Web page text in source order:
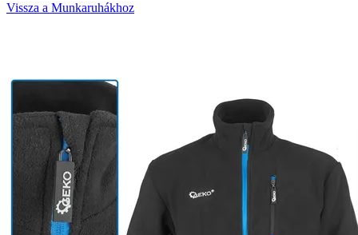
Vissza a Munkaruhákhoz